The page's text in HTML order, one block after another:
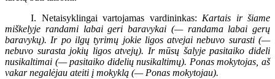
I. Netaisyklingai vartojamas vardininkas: Kartais ir šiame
miškelyje randami labai geri baravykai (— randama labai gerų
baravykų). Ir po ilgų tyrimų jokie ligos atvejai nebuvo surasti (—
nebuvo surasta jokių ligos atvejų). Ir mūsų šalyje pasitaiko dideli
nusikaltimai (— pasitaiko didelių nusikaltimų). Ponas mokytojas, aš
vakar negalėjau ateiti į mokyklą (— Ponas mokytojau).